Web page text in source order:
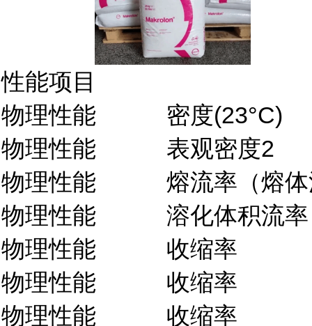
性能项目
物理性能
密度(23°C)
物理性能
表观密度2
物理性能
熔流率（熔
物理性能
溶化体积流
物理性能
收缩率
物理性能
收缩率
物理性能
收缩率